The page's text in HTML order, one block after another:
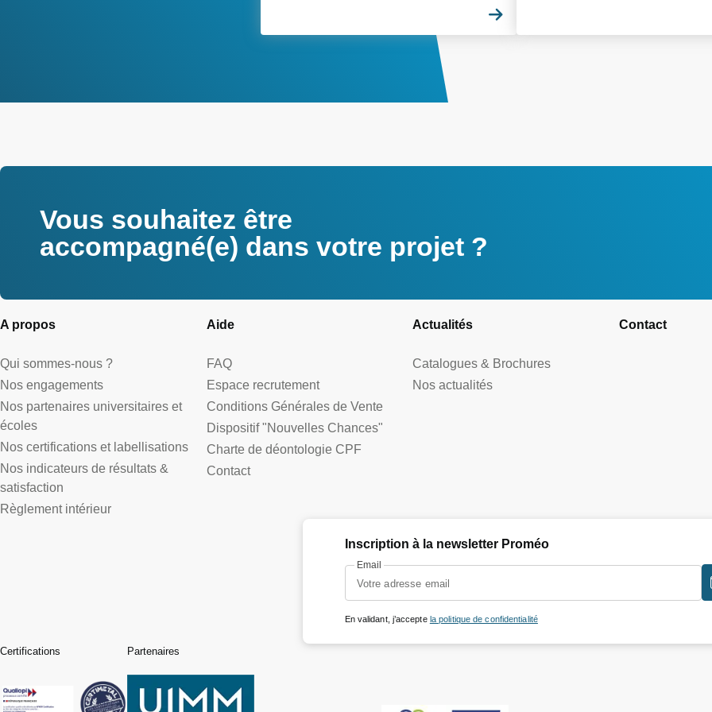
Vous souhaitez être
accompagné(e) dans votre projet ?
A propos
Qui sommes-nous ?
Nos engagements
Nos partenaires universitaires et
écoles
Nos certifications et labellisations
Nos indicateurs de résultats &
satisfaction
Règlement intérieur
Aide
FAQ
Espace recrutement
Conditions Générales de Vente
Dispositif "Nouvelles Chances"
Charte de déontologie CPF
Contact
Actualités
Catalogues & Brochures
Nos actualités
Contact
Inscription à la newsletter Proméo
Email
En validant, j’accepte la politique de confidentialité
Certifications Partenaires